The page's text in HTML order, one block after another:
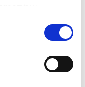
παρακάτω με την
σχετικά με